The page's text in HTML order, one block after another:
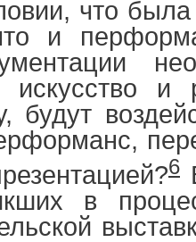
что была
и
и
будут
6
в